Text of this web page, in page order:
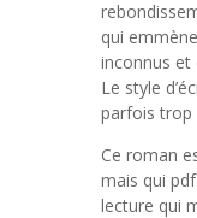
qui
inconnus
Le style
parfois trop
Ce roman
mais qui
lecture qui